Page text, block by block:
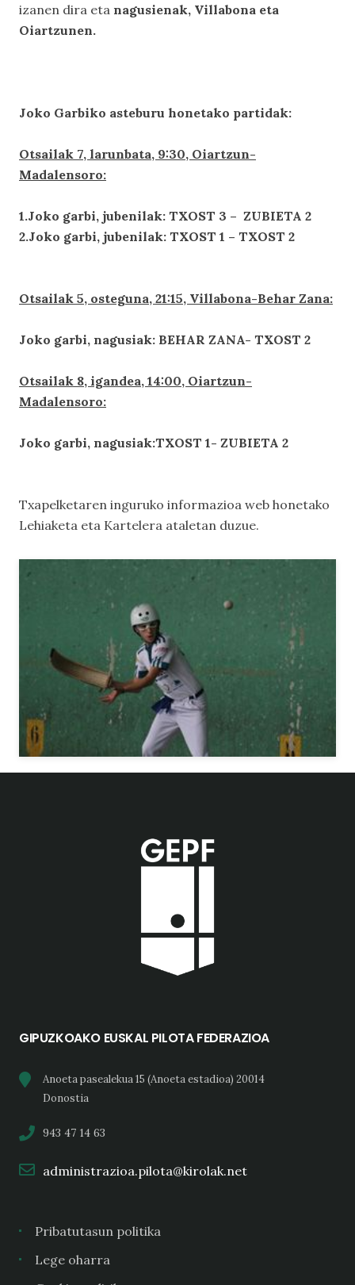
izanen dira eta nagusienak, Villabona eta
Oiartzunen.
Joko Garbiko asteburu honetako partidak:
Otsailak 7, larunbata, 9:30, Oiartzun-
Madalensoro:
1.Joko garbi, jubenilak: TXOST 3 – ZUBIETA 2
2.Joko garbi, jubenilak: TXOST 1 – TXOST 2
Otsailak 5, osteguna, 21:15, Villabona-Behar Zana:
Joko garbi, nagusiak: BEHAR ZANA- TXOST 2
Otsailak 8, igandea, 14:00, Oiartzun-
Madalensoro:
Joko garbi, nagusiak:TXOST 1- ZUBIETA 2
Txapelketaren inguruko informazioa web honetako
Lehiaketa eta Kartelera ataletan duzue.
GIPUZKOAKO EUSKAL PILOTA FEDERAZIOA
Anoeta pasealekua 15 (Anoeta estadioa) 20014
Donostia
943 47 14 63
administrazioa.pilota@kirolak.net
Pribatutasun politika
Lege oharra